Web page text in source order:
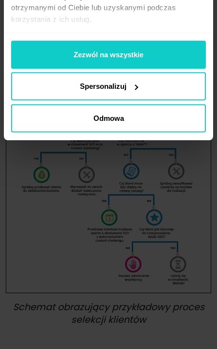
otrzymanymi od Ciebie lub uzyskanymi podczas
korzystania z ich usług.
Zezwól na wszystkie
Spersonalizuj
Odmowa
Schemat obrazujący przykładowy proces
selekcji klientów